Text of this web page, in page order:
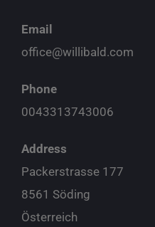
Email
office@willibald.com
Phone
0043313743006
Address
Packerstrasse 177
8561 Söding
Österreich